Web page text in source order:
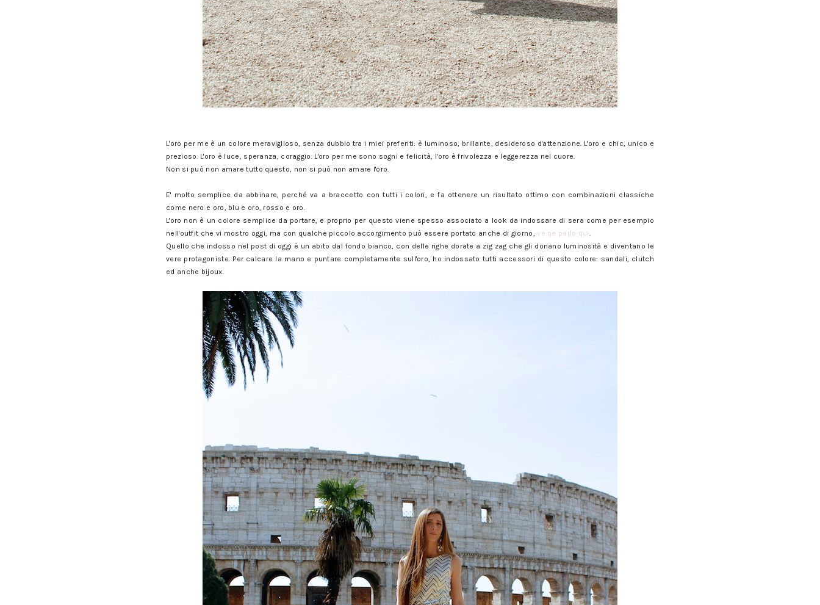
L'oro per me è un colore meraviglioso, senza dubbio tra i miei preferiti: è luminoso, brillante, desideroso d'attenzione. L'oro e chic, unico e
prezioso. L'oro è luce, speranza, coraggio. L'oro per me sono sogni e felicità, l'oro è frivolezza e leggerezza nel cuore.
Non si può non amare tutto questo, non si può non amare l'oro.
E' molto semplice da abbinare, perché va a braccetto con tutti i colori, e fa ottenere un risultato ottimo con combinazioni classiche
come nero e oro, blu e oro, rosso e oro.
L'oro non è un colore semplice da portare, e proprio per questo viene spesso associato a look da indossare di sera come per esempio
nell'outfit che vi mostro oggi, ma con qualche piccolo accorgimento può essere portato anche di giorno,ve ne parlo qui.
Quello che indosso nel post di oggi è un abito dal fondo bianco, con delle righe dorate a zig zag che gli donano luminosità e diventano le
vere protagoniste. Per calcare la mano e puntare completamente sull'oro, ho indossato tutti accessori di questo colore: sandali, clutch
ed anche bijoux.